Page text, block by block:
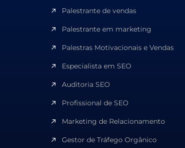
Palestrante de vendas
Palestrante em marketing
Palestras Motivacionais e Vendas
Especialista em SEO​
Auditoria SEO
Profissional de SEO
Marketing de Relacionamento
Gestor de Tráfego Orgânico